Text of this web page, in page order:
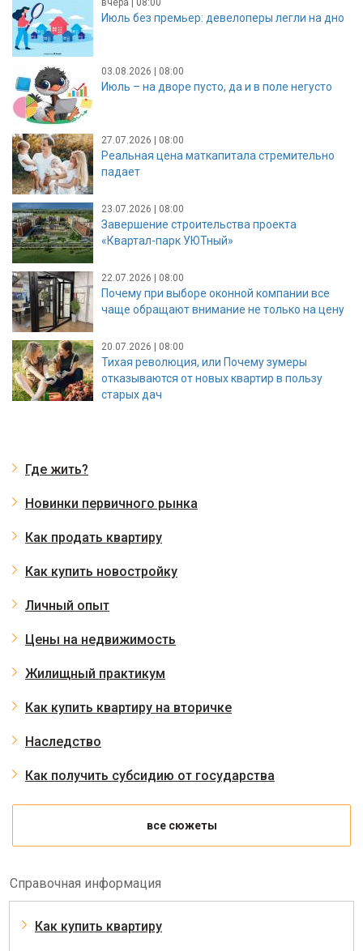
Июль без премьер: девелоперы легли на дно
03.08.2026 | 08:00
Июль – на дворе пусто, да и в поле негусто
27.07.2026 | 08:00
Реальная цена маткапитала стремительно
падает
23.07.2026 | 08:00
Завершение строительства проекта
«Квартал-парк УЮТный»
22.07.2026 | 08:00
Почему при выборе оконной компании все
чаще обращают внимание не только на цену
20.07.2026 | 08:00
Тихая революция, или Почему зумеры
отказываются от новых квартир в пользу
старых дач
Где жить?
Новинки первичного рынка
Как продать квартиру
Как купить новостройку
Личный опыт
Цены на недвижимость
Жилищный практикум
Как купить квартиру на вторичке
Наследство
Как получить субсидию от государства
все сюжеты
Справочная информация
Как купить квартиру